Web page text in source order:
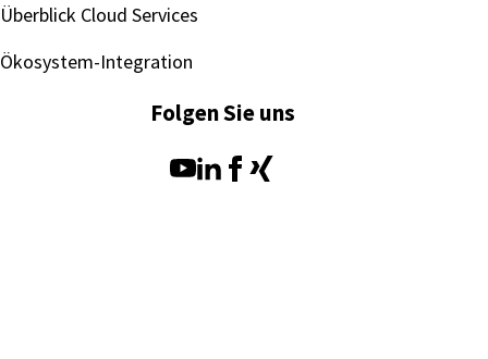
Überblick Cloud Services
Ökosystem-Integration
Folgen Sie uns